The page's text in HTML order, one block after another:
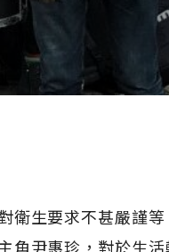
衛生要求不甚嚴謹等
角尹惠珍，對於生